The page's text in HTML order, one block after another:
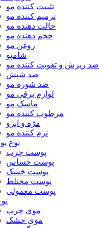
تثبیت کننده مو
ترمیم کننده مو
حالت دهنده مو
حجم دهنده مو
روغن مو
شامپو
ضد ریزش و تقویت کننده مو
ضد شپش
ضد شوره مو
لوازم برقی مو
ماسک مو
مرطوب کننده مو
مژه و ابرو
نرم کننده مو
نوع
پوست چرب
پوست حساس
پوست خشک
پوست مختلط
پوست معمولی
موی چرب
موی خشک